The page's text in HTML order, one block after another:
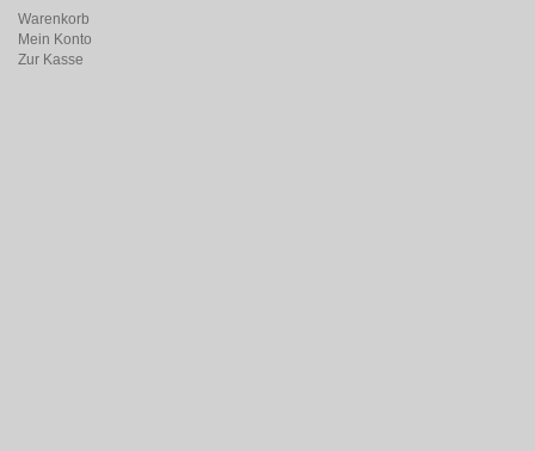
Warenkorb
Mein Konto
Zur Kasse